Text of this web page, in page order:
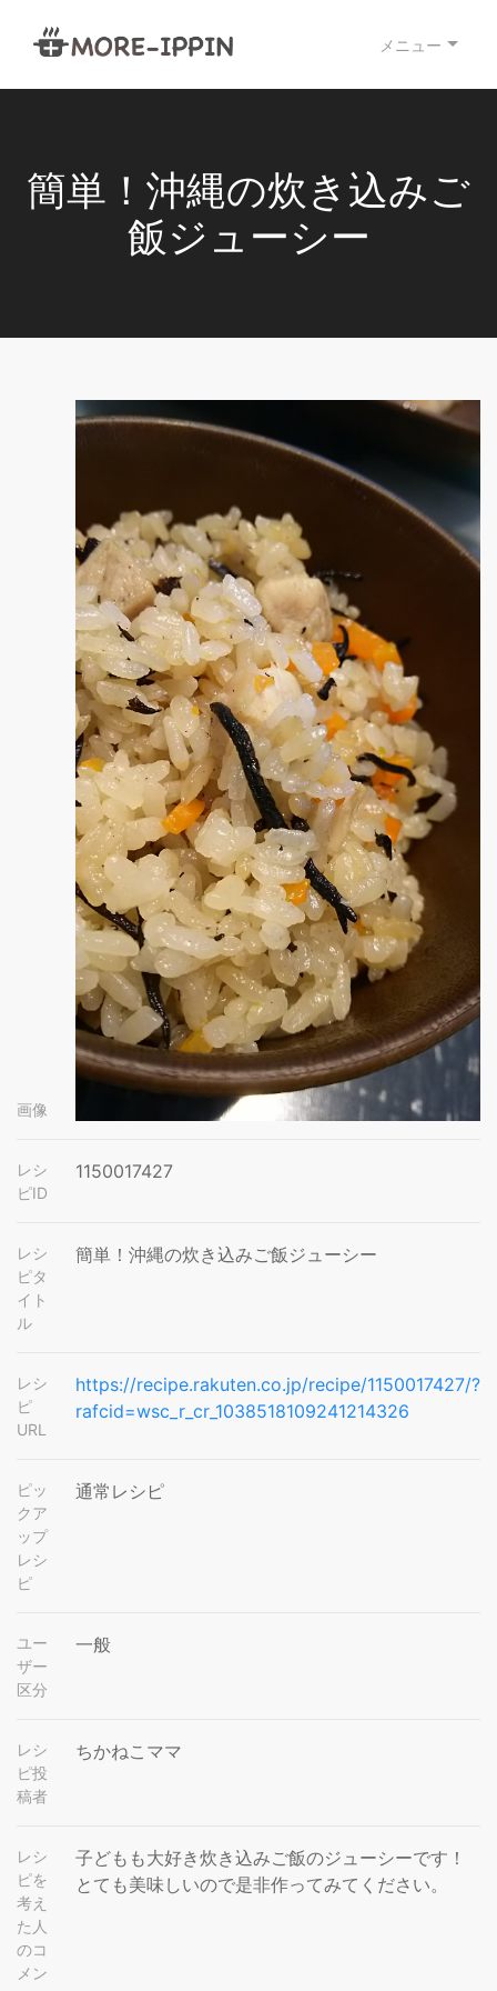
メニュー
簡単！沖縄の炊き込みご
飯ジューシー
画像
レシ
ピID
1150017427
レシ
ピタ
イト
ル
簡単！沖縄の炊き込みご飯ジューシー
レシ
ピ
URL
https://recipe.rakuten.co.jp/recipe/1150017427/?
rafcid=wsc_r_cr_1038518109241214326
ピッ
クア
ップ
レシ
ピ
通常レシピ
ユー
ザー
区分
一般
レシ
ピ投
稿者
ちかねこママ
レシ
ピを
考え
た人
のコ
メン
子どもも大好き炊き込みご飯のジューシーです！
とても美味しいので是非作ってみてください。